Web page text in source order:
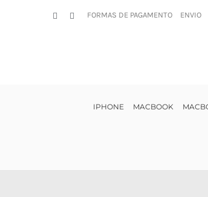
FacebookInstagram
FORMAS DE PAGAMENTO ENVIO
IPHONE MACBOOK